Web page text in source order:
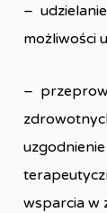
–
możliwości
–
wsparcia w